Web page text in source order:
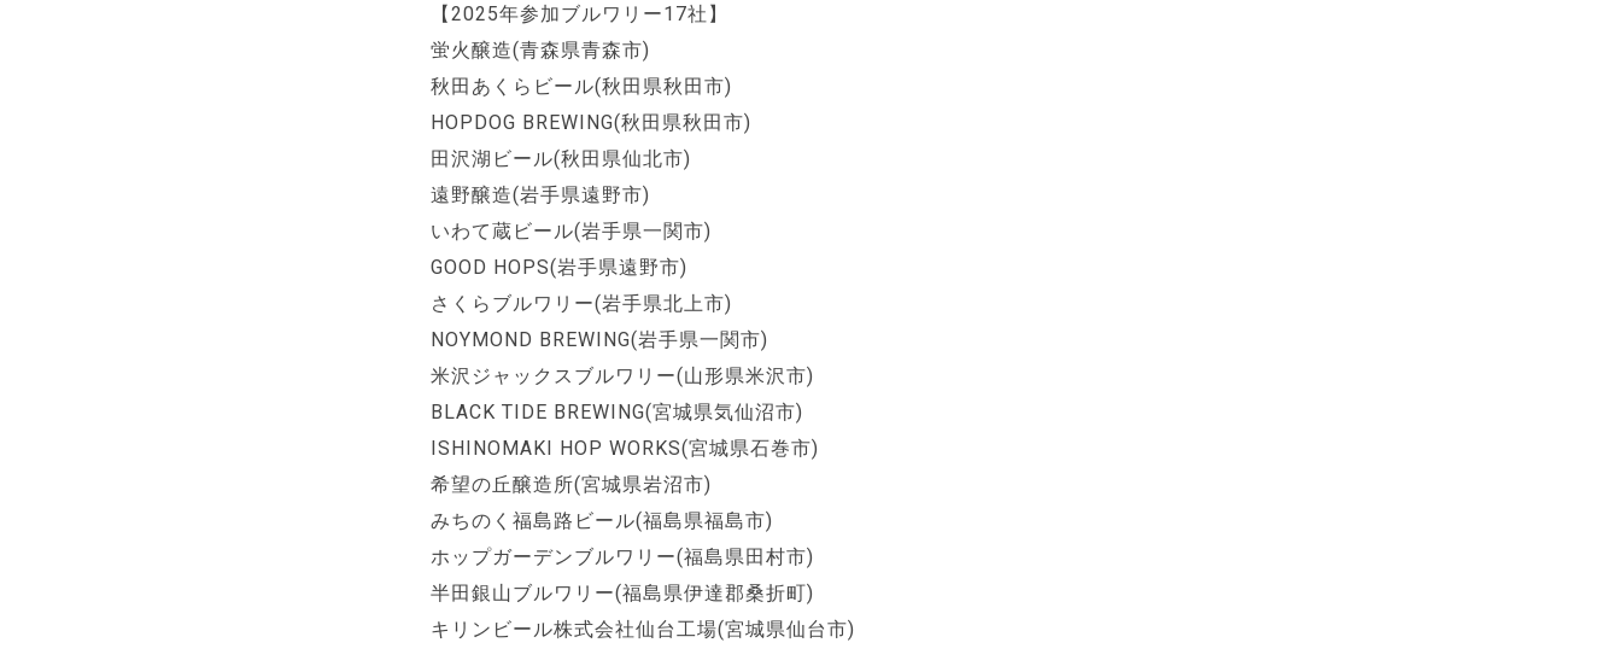
【2025年参加ブルワリー17社】
蛍火醸造(青森県青森市)
秋田あくらビール(秋田県秋田市)
HOPDOG BREWING(秋田県秋田市)
田沢湖ビール(秋田県仙北市)
遠野醸造(岩手県遠野市)
いわて蔵ビール(岩手県一関市)
GOOD HOPS(岩手県遠野市)
さくらブルワリー(岩手県北上市)
NOYMOND BREWING(岩手県一関市)
米沢ジャックスブルワリー(山形県米沢市)
BLACK TIDE BREWING(宮城県気仙沼市)
ISHINOMAKI HOP WORKS(宮城県石巻市)
希望の丘醸造所(宮城県岩沼市)
みちのく福島路ビール(福島県福島市)
ホップガーデンブルワリー(福島県田村市)
半田銀山ブルワリー(福島県伊達郡桑折町)
キリンビール株式会社仙台工場(宮城県仙台市)